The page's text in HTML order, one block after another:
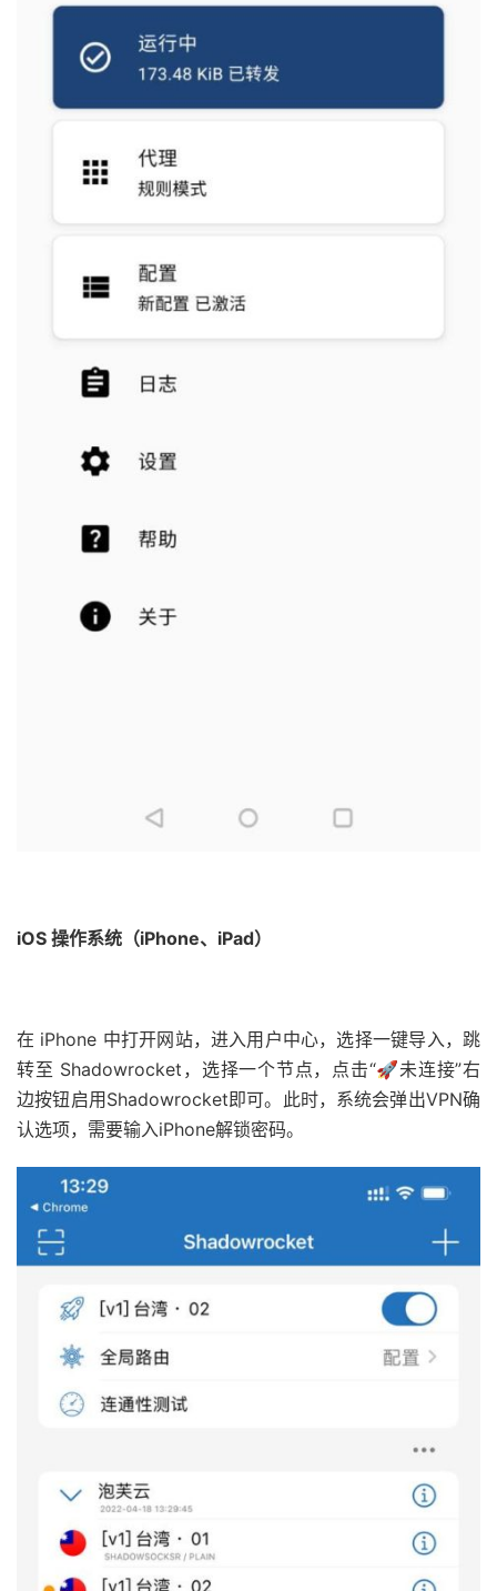
iOS 操作系统（iPhone、iPad）
在 iPhone 中打开网站，进入用户中心，选择一键导入，跳
转至 Shadowrocket，选择一个节点，点击“🚀未连接”右
边按钮启用Shadowrocket即可。此时，系统会弹出VPN确
认选项，需要输入iPhone解锁密码。